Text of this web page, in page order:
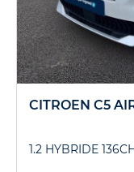
CITROEN C5
1.2 HYBRIDE